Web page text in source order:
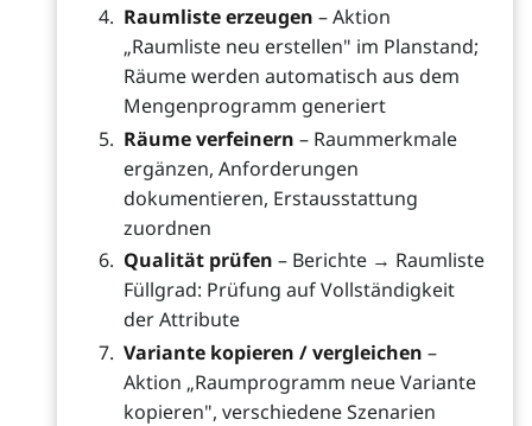
Raumliste erzeugen – Aktion
„Raumliste neu erstellen" im Planstand;
Räume werden automatisch aus dem
Mengenprogramm generiert
Räume verfeinern – Raummerkmale
ergänzen, Anforderungen
dokumentieren, Erstausstattung
zuordnen
Qualität prüfen – Berichte → Raumliste
Füllgrad: Prüfung auf Vollständigkeit
der Attribute
Variante kopieren / vergleichen –
Aktion „Raumprogramm neue Variante
kopieren", verschiedene Szenarien